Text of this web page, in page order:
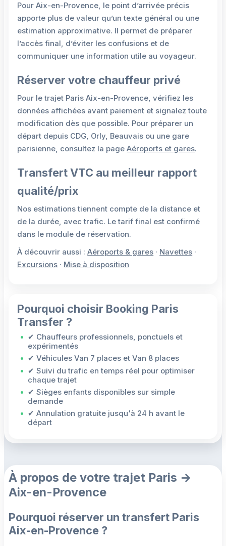
Pour Aix-en-Provence, le point d’arrivée précis
apporte plus de valeur qu’un texte général ou une
estimation approximative. Il permet de préparer
l’accès final, d’éviter les confusions et de
communiquer une information utile au voyageur.
Réserver votre chauffeur privé
Pour le trajet Paris Aix-en-Provence, vérifiez les
données affichées avant paiement et signalez toute
modification dès que possible. Pour préparer un
départ depuis CDG, Orly, Beauvais ou une gare
parisienne, consultez la pageAéroports et gares.
Transfert VTC au meilleur rapport
qualité/prix
Nos estimations tiennent compte de la distance et
de la durée, avec trafic. Le tarif final est confirmé
dans le module de réservation.
À découvrir aussi :Aéroports & gares · Navettes ·
Excursions · Mise à disposition
Pourquoi choisir Booking Paris
Transfer ?
✔ Chauffeurs professionnels, ponctuels et
expérimentés
✔ Véhicules Van 7 places et Van 8 places
✔ Suivi du trafic en temps réel pour optimiser
chaque trajet
✔ Sièges enfants disponibles sur simple
demande
✔ Annulation gratuite jusqu'à 24 h avant le
départ
À propos de votre trajet Paris →
Aix-en-Provence
Pourquoi réserver un transfert Paris
Aix-en-Provence ?